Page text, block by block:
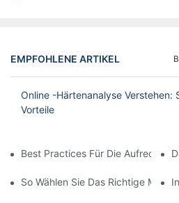
EMPFOHLENE ARTIKEL
Online -Härtenanalyse Verstehen:
Vorteile
Best Practices Für Die
So Wählen Sie Das Richtige